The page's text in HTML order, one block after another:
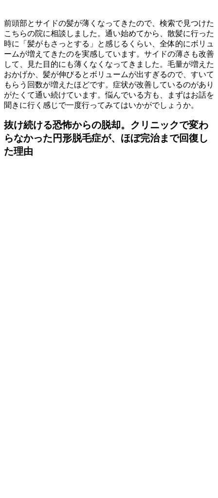
前頭部とサイドの髪が薄くなってきたので、検索で見つけた
こちらの院に相談しました。通い始めてから、散髪に行った
時に「髪がもさっとする」と感じるくらい、全体的にボリュ
ームが増えてきたのを実感しています。サイドの薄さも改善
して、見た目的にも薄くなくなってきました。毛量が増えた
おかげか、髪が伸びるとボリュームが出すぎるので、すいて
もらう回数が増えたほどです。症状が改善しているのがあり
がたくて通い続けています。悩んでいる方も、まずはお話を
聞きに行く感じで一度行ってみてはいかがでしょうか。
抜け続ける恐怖からの脱却。クリニックで変わ
らなかった円形脱毛症が、ほぼ完治まで回復し
た理由